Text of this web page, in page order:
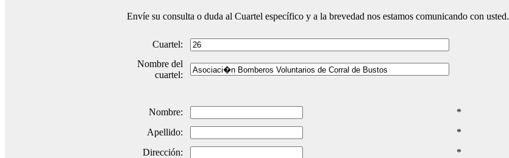
Envíe su consulta o duda al Cuartel específico y a la brevedad nos estamos comunicando con usted.
Cuartel:
Nombre del
cuartel:
Nombre:
*
Apellido:
*
Dirección:
*